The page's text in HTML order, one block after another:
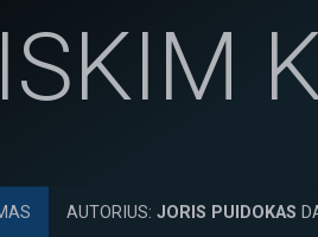
AUTORIUS: JORIS PUIDOKAS